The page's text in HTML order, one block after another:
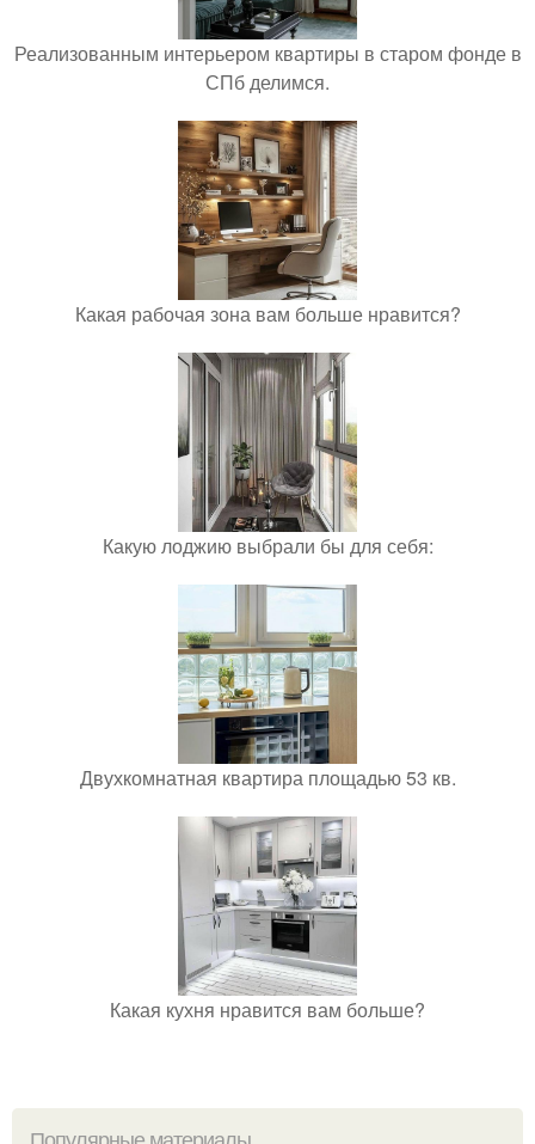
Реализованным интерьером квартиры в старом фонде в
СПб делимся.
Какая рабочая зона вам больше нравится?
Какую лоджию выбрали бы для себя:
Двухкомнатная квартира площадью 53 кв.
Какая кухня нравится вам больше?